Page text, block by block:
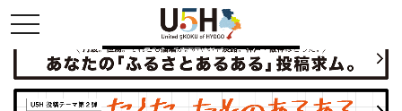
toggle navigation
県公式・兵庫五国連邦プロジェクト